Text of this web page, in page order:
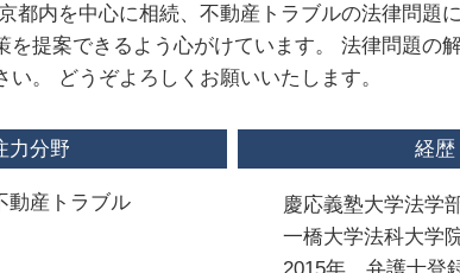
制退去
界
債権回収 方法
離婚 慰謝料 相
内を中心に相続、不動産トラブルの法律問題
提案できるよう心がけています。 法律問題の
。 どうぞよろしくお願いいたします。
力分野
動産トラブル
経歴
慶応義塾大学法学
一橋大学法科大学
2015年 弁護士登